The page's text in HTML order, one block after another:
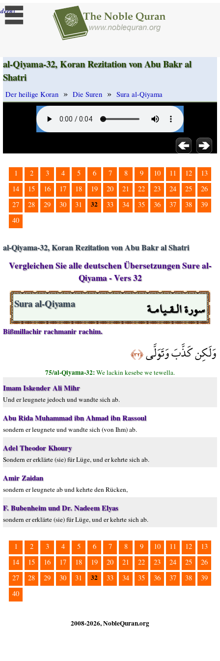
]
al-Qiyama-32, Koran Rezitation von Abu Bakr al
Shatri
Der heilige Koran » Die Suren » Sura al-Qiyama
1 2 3 4 5 6 7 8 9 10 11 12
13
14
15 16 17 18 19 20 21 22 23 24 25
26
27
28 29 30 31 32 33 34 35 36 37 38
39
40
al-Qiyama-32, Koran Rezitation von Abu Bakr al Shatri
Vergleichen Sie alle deutschen Übersetzungen Sure al-
Qiyama - Vers 32
سورة الـقـيامـة Sura al-Qiyama
Bißmillachir rachmanir rachim.
وَلَكِن كَذَّبَ وَتَوَلَّى﴿٣٢﴾
75/al-Qiyama-32:We lackin kesebe we tewella.
Imam Iskender Ali Mihr
Und er leugnete jedoch und wandte sich ab.
Abu Rida Muhammad ibn Ahmad ibn Rassoul
sondern er leugnete und wandte sich (von Ihm) ab.
Adel Theodor Khoury
Sondern er erklärte (sie) für Lüge, und er kehrte sich ab.
Amir Zaidan
sondern er leugnete ab und kehrte den Rücken,
F. Bubenheim und Dr. Nadeem Elyas
sondern er erklärte (sie) für Lüge, und er kehrte sich ab.
1 2 3 4 5 6 7 8 9 10 11 12
13
14
15 16 17 18 19 20 21 22 23 24 25
26
27
28 29 30 31 32 33 34 35 36 37 38
39
40
2008-2026, NobleQuran.org